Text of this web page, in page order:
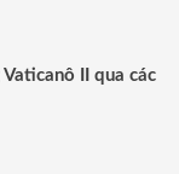
II qua các